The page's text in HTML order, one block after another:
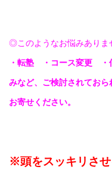
◎このようなお悩みありま
・転塾 ・コース変更 ・
みなど、ご検討されてお
お寄せください。
※頭をスッキリさ